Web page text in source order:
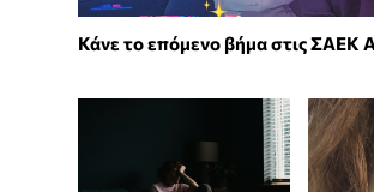
Κάνε το επόμενο βήμα στις ΣΑΕΚ